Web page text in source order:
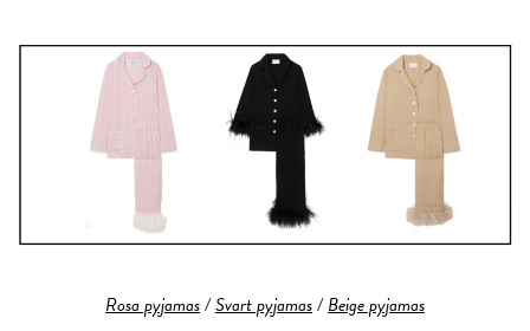
Rosa pyjamas/Svart pyjamas/Beige pyjamas